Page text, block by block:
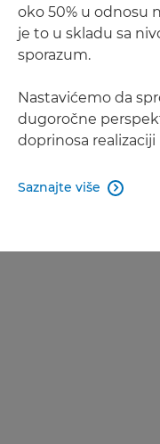
oko 50% u odnosu
je to u skladu sa
sporazum.
Nastavićemo da
dugoročne
doprinosa
Saznajte više 